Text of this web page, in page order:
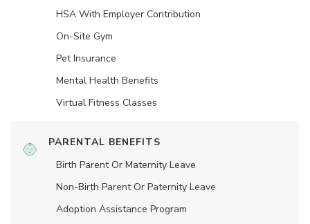
HSA With Employer Contribution
On-Site Gym
Pet Insurance
Mental Health Benefits
Virtual Fitness Classes
PARENTAL BENEFITS
Birth Parent Or Maternity Leave
Non-Birth Parent Or Paternity Leave
Adoption Assistance Program